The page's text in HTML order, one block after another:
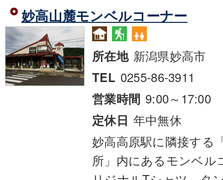
妙高山麓モンベルコーナー
所在地 新潟県妙高市
TEL 0255-86-3911
営業時間 9:00～17:00
定休日 年中無休
妙高高原駅に隣接する
所」内にあるモンベル